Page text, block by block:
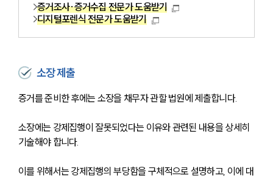
증거조사·증거수집 전문가 도움받기
디지털포렌식 전문가 도움받기
소장 제출
증거를 준비한 후에는 소장을 채무자 관할 법원에 제출합니다.
소장에는 강제집행이 잘못되었다는 이유와 관련된 내용을 상세히
기술해야 합니다.
이를 위해서는 강제집행의 부당함을 구체적으로 설명하고, 이에 대